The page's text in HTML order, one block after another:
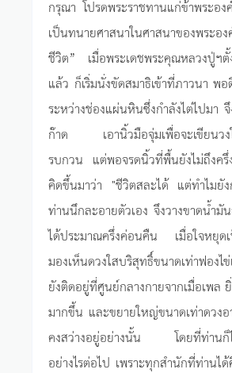
กรุณา โปรดพระราชทานแก่ข้าพระอ
เป็นทนายศาสนาในศาสนาของพระอ
ชีวิต” เมื่อพระเดชพระคุณหลวงปู่ฯตั้
แล้ว ก็เริ่มนั่งขัดสมาธิเข้าที่ภาวนา พ
ระหว่างช่องแผ่นหินซึ่งกำลังไต่ไปมา
ก๊าด เอานิ้วมือจุ่มเพื่อจะเขียนวง
รบกวน แต่พอจรดนิ้วที่พื้นยังไม่ถึงครึ่
คิดขึ้นมาว่า "ชีวิตสละได้ แต่ทำไมยัง
ท่านนึกละอายตัวเอง จึงวางขาดน้ำมั
ได้ประมาณครึ่งค่อนคืน เมื่อใจหยุด
มองเห็นดวงใสบริสุทธิ์ขนาดเท่าฟอง
ยังติดอยู่ที่ศูนย์กลางกายจากเมื่อเพล
มากขึ้น และขยายใหญ่ขนาดเท่าดวง
คงสว่างอยู่อย่างนั้น โดยที่ท่านก็ไ
อย่างไรต่อไป เพราะทุกสำนักที่ท่านไ